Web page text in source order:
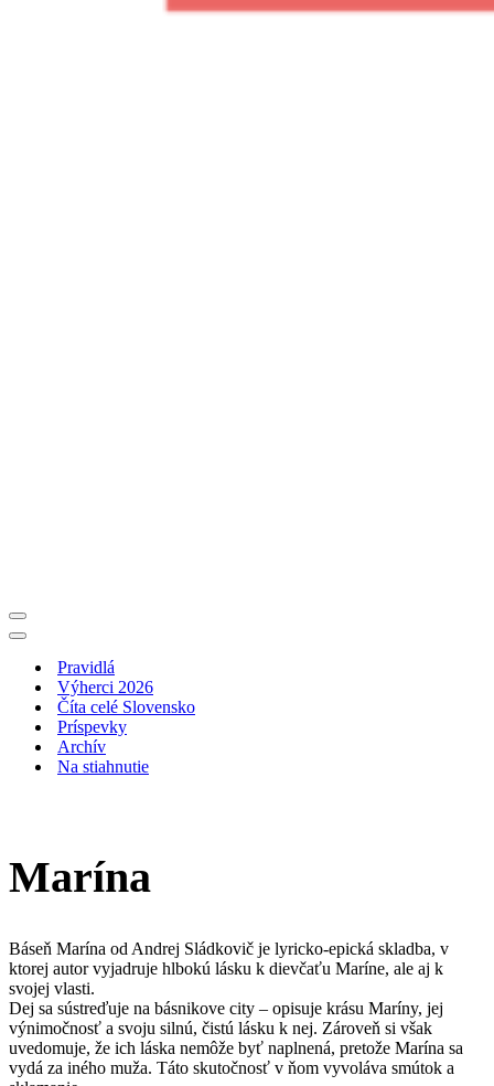
Menu
navigácie
Menu
navigáciePravidlá
Výherci 2026
Číta celé Slovensko
Príspevky
Archív
Na stiahnutie
Marína
Báseň Marína od Andrej Sládkovič je lyricko-epická skladba, v
ktorej autor vyjadruje hlbokú lásku k dievčaťu Maríne, ale aj k
svojej vlasti.
Dej sa sústreďuje na básnikove city – opisuje krásu Maríny, jej
výnimočnosť a svoju silnú, čistú lásku k nej. Zároveň si však
uvedomuje, že ich láska nemôže byť naplnená, pretože Marína sa
vydá za iného muža. Táto skutočnosť v ňom vyvoláva smútok a